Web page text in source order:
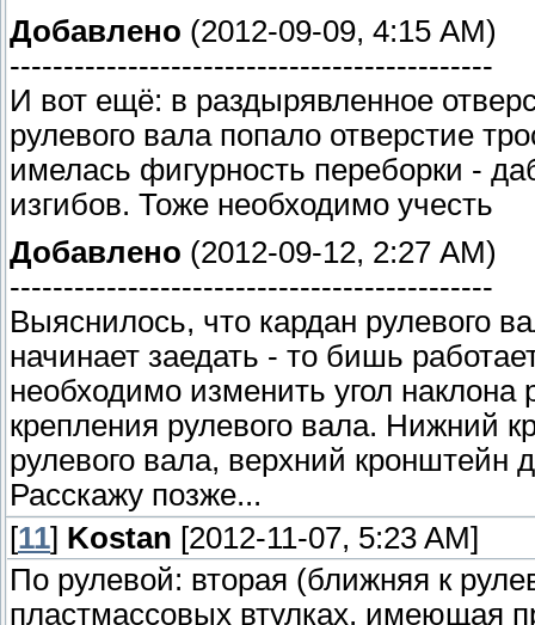
Добавлено (2012-09-09, 4:15 AM)
---------------------------------------------
И вот ещё: в раздырявленное
рулевого вала попало отверстие
имелась фигурность переборки -
изгибов. Тоже необходимо учесть
Добавлено (2012-09-12, 2:27 AM)
---------------------------------------------
Выяснилось, что кардан рулевого
начинает заедать - то бишь
необходимо изменить угол
крепления рулевого вала. Нижний
рулевого вала, верхний
Расскажу позже...
[11] Kostan [2012-11-07, 5:23 AM]
По рулевой: вторая (ближняя к
пластмассовых втулках, имеющая